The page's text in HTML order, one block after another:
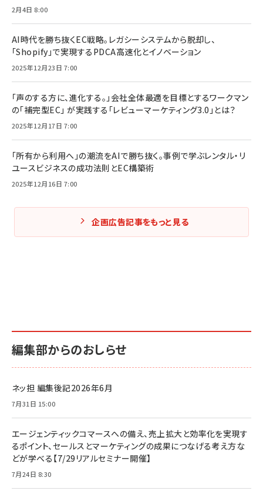
2月4日 8:00
AI時代を勝ち抜くEC戦略。レガシーシステムから脱却し、
「Shopify」で実現するPDCA高速化とイノベーション
2025年12月23日 7:00
「声のする方に、進化する。」会社全体最適を目標とするワークマン
の「補完型EC」 が実践する「レビューマーケティング3.0」とは？
2025年12月17日 7:00
「所有から利用へ」の潮流をAIで勝ち抜く。事例で学ぶレンタル・リ
ユースビジネスの成功法則とEC構築術
2025年12月16日 7:00
企画広告記事をもっと見る
編集部からのおしらせ
ネッ担 編集後記2026年6月
7月31日 15:00
エージェンティックコマースへの備え、売上拡大と効率化を実現す
るポイント、セールスとマーケティングの成果につなげる考え方な
どが学べる【7/29リアルセミナー開催】
7月24日 8:30